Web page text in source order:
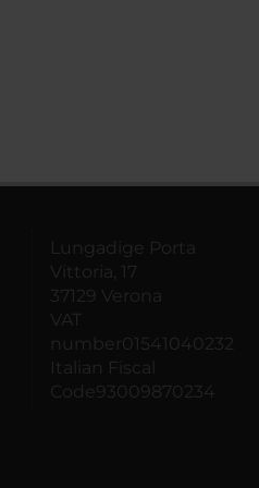
Lungadige Porta
Vittoria, 17
37129 Verona
VAT
number01541040232
Italian Fiscal
Code93009870234